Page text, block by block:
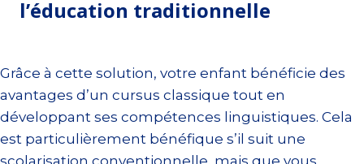
l’éducation traditionnelle
Grâce à cette solution, votre enfant bénéficie des
avantages d’un cursus classique tout en
développant ses compétences linguistiques. Cela
est particulièrement bénéfique s’il suit une